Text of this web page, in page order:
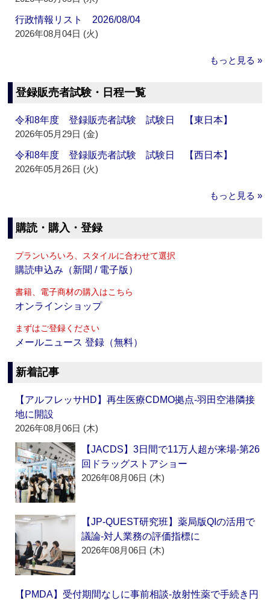
行政情報リスト 2026/08/04
2026年08月04日 (火)
もっと見る »
登録販売者試験・日程一覧
令和8年度 登録販売者試験 試験日 【東日本】
2026年05月29日 (金)
令和8年度 登録販売者試験 試験日 【西日本】
2026年05月26日 (火)
もっと見る »
購読・購入・登録
プランいろいろ、スタイルに合わせて選択
購読申込み（新聞 / 電子版）
書籍、電子商材の購入はこちら
オンラインショップ
まずはご登録ください
メールニュース 登録（無料）
新着記事
【アルフレッサHD】再生医療CDMO拠点‐羽田空港隣接
地に開設
2026年08月06日 (木)
【JACDS】3日間で11万人超が来場‐第26
回ドラッグストアショー
2026年08月06日 (木)
【JP-QUEST研究班】薬局版QIの活用で
議論‐対人業務の評価指標に
2026年08月06日 (木)
【PMDA】受付期間なしに事前相談‐放射性薬で手続き円